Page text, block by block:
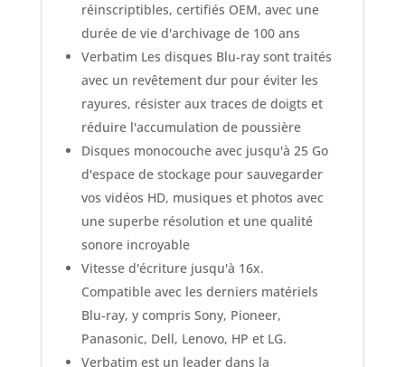
réinscriptibles, certifiés OEM, avec une
durée de vie d'archivage de 100 ans
Verbatim Les disques Blu-ray sont traités
avec un revêtement dur pour éviter les
rayures, résister aux traces de doigts et
réduire l'accumulation de poussière
Disques monocouche avec jusqu'à 25 Go
d'espace de stockage pour sauvegarder
vos vidéos HD, musiques et photos avec
une superbe résolution et une qualité
sonore incroyable
Vitesse d'écriture jusqu'à 16x.
Compatible avec les derniers matériels
Blu-ray, y compris Sony, Pioneer,
Panasonic, Dell, Lenovo, HP et LG.
Verbatim est un leader dans la